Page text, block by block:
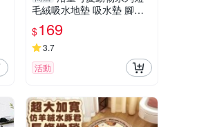
毛絨吸水地墊 吸水墊 腳踏
墊 地毯 毛毯 水獺水豚君皮
卡巴拉 床邊地毯
$169
3.7
活動